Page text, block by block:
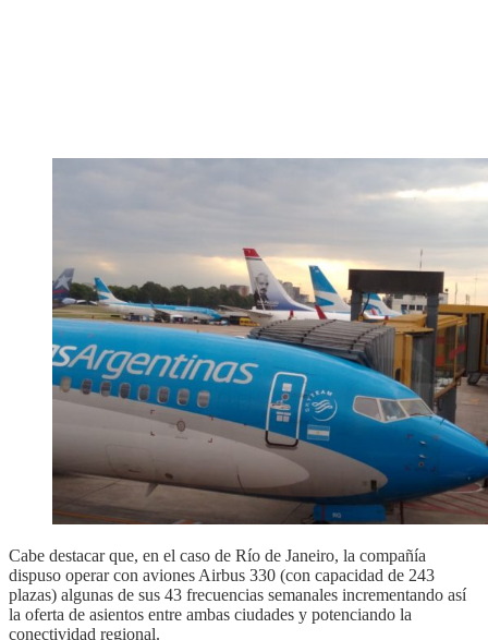
Cabe destacar que, en el caso de Río de Janeiro, la compañía
dispuso operar con aviones Airbus 330 (con capacidad de 243
plazas) algunas de sus 43 frecuencias semanales incrementando así
la oferta de asientos entre ambas ciudades y potenciando la
conectividad regional.